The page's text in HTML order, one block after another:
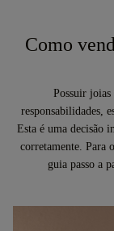
Como
Possuir joias
responsabilidades,
Esta é uma decisão
corretamente. Para
guia passo a